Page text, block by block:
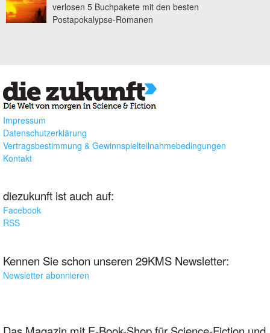
verlosen 5 Buchpakete mit den besten
Postapokalypse-Romanen
Impressum
Datenschutzerklärung
Vertragsbestimmung & Gewinnspielteilnahmebedingungen
Kontakt
diezukunft ist auch auf:
Facebook
RSS
Kennen Sie schon unseren 29KMS Newsletter:
Newsletter abonnieren